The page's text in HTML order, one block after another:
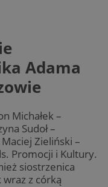
Adama
Michałek –
Sudoł –
Zieliński –
Promocji i Kultury.
siostrzenica
z córką